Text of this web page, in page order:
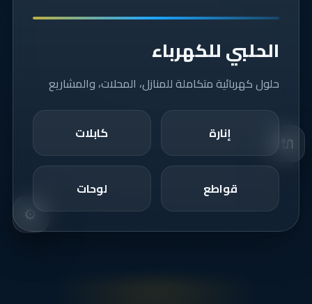
🔌
⚙️
الحلبي للكهرباء
حلول كهربائية متكاملة للمنازل، المحلات، والمشاريع
إنارة كابلات
قواطع لوحات